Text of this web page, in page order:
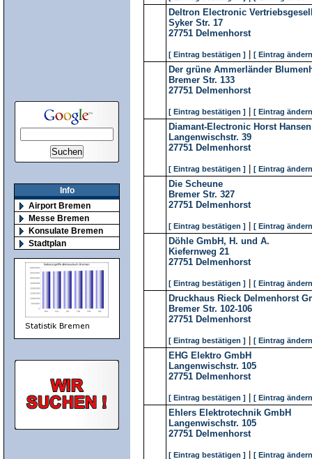
Info
Airport Bremen
Messe Bremen
Konsulate Bremen
Stadtplan
Deltron Electronic
Syker Str. 17
27751 Delmenhorst
[ Eintrag bestätigen ] [ Eintrag
Der grüne Ammerländer
Bremer Str. 133
27751 Delmenhorst
[ Eintrag bestätigen ] [ Eintrag
Diamant-Electronic Horst Hansen
Langenwischstr. 39
27751 Delmenhorst
[ Eintrag bestätigen ] [ Eintrag
Die Scheune
Bremer Str. 327
27751 Delmenhorst
[ Eintrag bestätigen ] [ Eintrag
Döhle GmbH, H. und A.
Kiefernweg 21
27751 Delmenhorst
[ Eintrag bestätigen ] [ Eintrag
Druckhaus Rieck Delmenhorst
Bremer Str. 102-106
27751 Delmenhorst
[ Eintrag bestätigen ] [ Eintrag
EHG Elektro GmbH
Langenwischstr. 105
27751 Delmenhorst
[ Eintrag bestätigen ] [ Eintrag
Ehlers Elektrotechnik GmbH
Langenwischstr. 105
27751 Delmenhorst
[ Eintrag bestätigen ] [ Eintrag